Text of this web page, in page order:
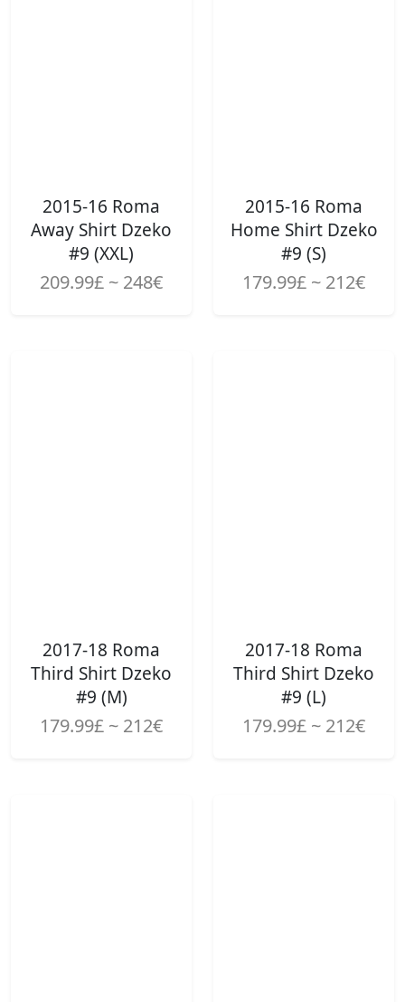
2015-16 Roma
Away Shirt Dzeko
#9 (XXL)
209.99£ ~ 248€
2015-16 Roma
Home Shirt Dzeko
#9 (S)
179.99£ ~ 212€
2017-18 Roma
Third Shirt Dzeko
#9 (M)
179.99£ ~ 212€
2017-18 Roma
Third Shirt Dzeko
#9 (L)
179.99£ ~ 212€